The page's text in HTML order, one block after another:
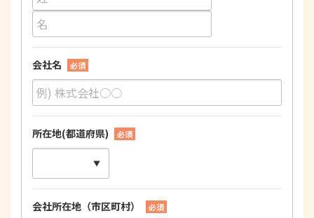
会社名 必須
所在地(都道府県) 必須
会社所在地（市区町村） 必須